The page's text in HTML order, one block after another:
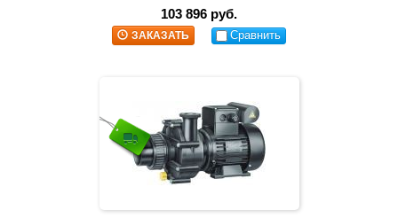
103 896 руб.
ЗАКАЗАТЬ Сравнить